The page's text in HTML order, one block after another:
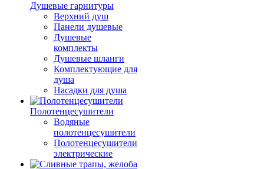
Душевые гарнитуры
Верхний душ
Панели душевые
Душевые
комплекты
Душевые шланги
Комплектующие для
душа
Насадки для душа
Полотенцесушители
Водяные
полотенцесушители
Полотенцесушители
электрические